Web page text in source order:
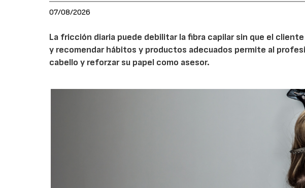
07/08/2026
La fricción diaria puede debilitar la fibra capilar sin que el
y recomendar hábitos y productos adecuados permite al
cabello y reforzar su papel como asesor.